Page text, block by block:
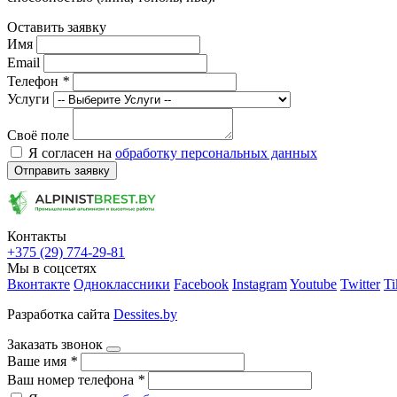
Оставить заявку
Имя
Email
Телефон *
Услуги
Своё поле
Я согласен на обработку персональных данных
Отправить заявку
Контакты
+375 (29) 774-29-81
Мы в соцсетях
Вконтакте Одноклассники Facebook InstagramYoutube Twitter
Разработка сайта Dessites.by
Заказать звонок
Ваше имя *
Ваш номер телефона *